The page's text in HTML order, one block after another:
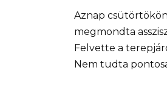
Aznap
megmondta
Felvette a
Nem tudta